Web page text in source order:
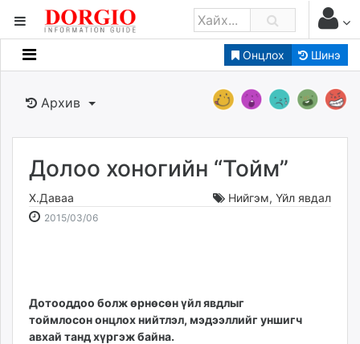
Онцлох Шинэ
Мэдээллийн
Банк санхүү
Бизнес ААН
Төрийн
Нийслэлийн
zindaa.mn
Baabar.mn
Архив
Долоо хоногийн “Тойм”
Х.Даваа Нийгэм, Үйл явдал
2015/03/062015-
2026-
Дотооддоо болж өрнөсөн үйл явдлыг
тоймлосон онцлох нийтлэл, мэдээллийг уншигч
авхай танд хүргэж байна.